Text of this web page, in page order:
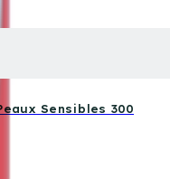
Sensibles 300